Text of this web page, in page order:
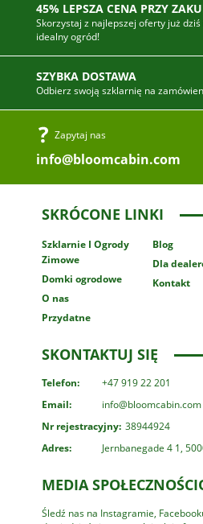
45% LEPSZA CENA PRZY
Skorzystaj z najlepszej oferty już
idealny ogród!
SZYBKA DOSTAWA
Odbierz swoją szklarnię na
Zapytaj nas
info@bloomcabin.com
SKRÓCONE LINKI
Szklarnie I Ogrody
Zimowe
Domki ogrodowe
O nas
Przydatne
Blog
Dla
Kontakt
SKONTAKTUJ SIĘ
Telefon:
+47 919 22 201
Email:
info@bloomcabin.com
Nr rejestracyjny: 38944924
Adres:
Jernbanegade 4 1,
MEDIA
Śledź nas na Instagramie,